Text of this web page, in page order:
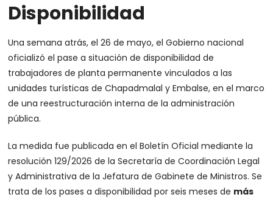
Disponibilidad
Una semana atrás, el 26 de mayo, el Gobierno nacional
oficializó el pase a situación de disponibilidad de
trabajadores de planta permanente vinculados a las
unidades turísticas de Chapadmalal y Embalse, en el marco
de una reestructuración interna de la administración
pública.
La medida fue publicada en el Boletín Oficial mediante la
resolución 129/2026 de la Secretaría de Coordinación Legal
y Administrativa de la Jefatura de Gabinete de Ministros. Se
trata de los pases a disponibilidad por seis meses de más